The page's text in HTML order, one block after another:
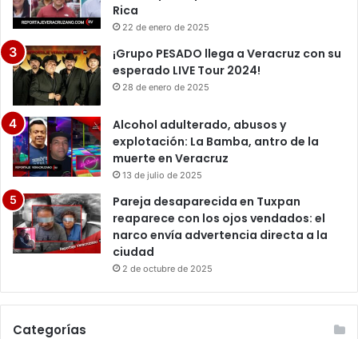
Rica
22 de enero de 2025
¡Grupo PESADO llega a Veracruz con su
esperado LIVE Tour 2024!
28 de enero de 2025
Alcohol adulterado, abusos y
explotación: La Bamba, antro de la
muerte en Veracruz
13 de julio de 2025
Pareja desaparecida en Tuxpan
reaparece con los ojos vendados: el
narco envía advertencia directa a la
ciudad
2 de octubre de 2025
Categorías